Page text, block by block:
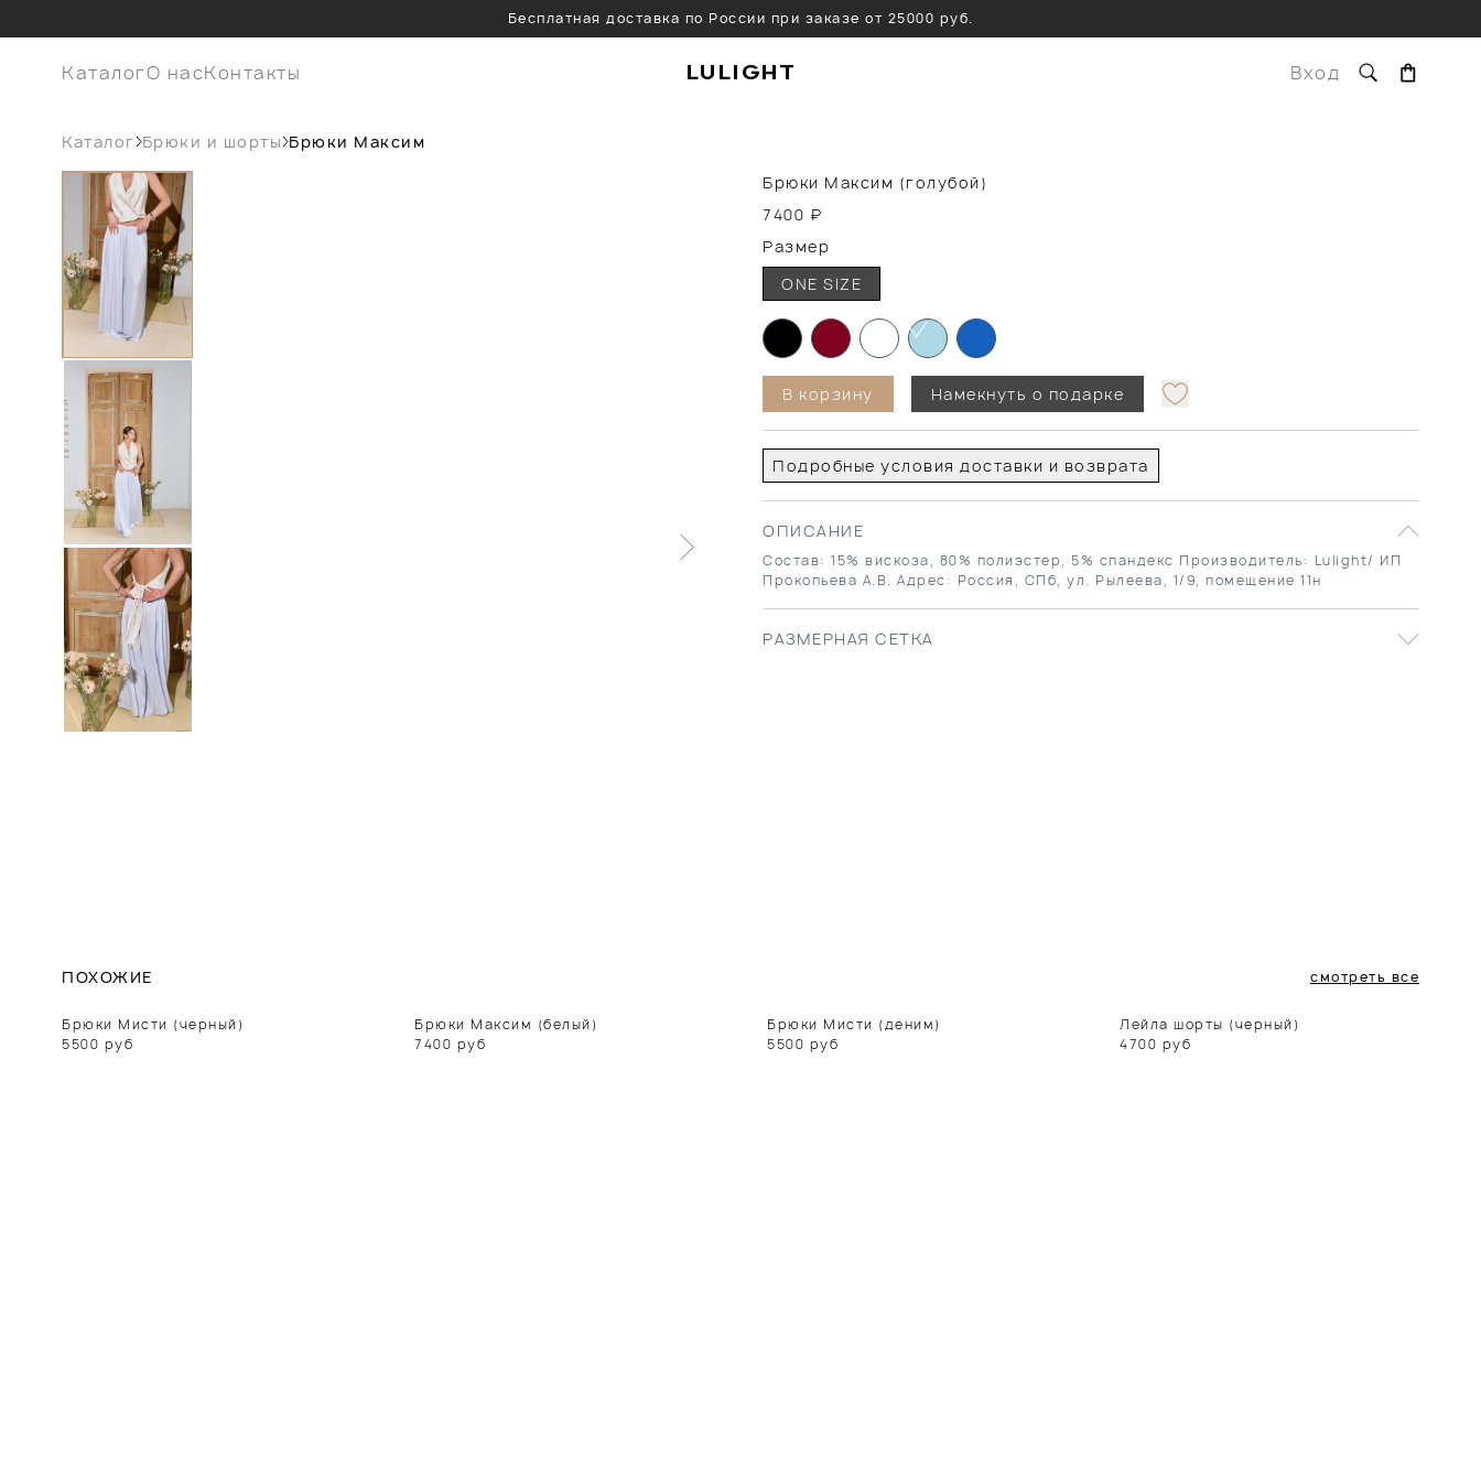
Бесплатная доставка по России при заказе от 25000 руб.
КаталогО насКонтакты LULIGHT Вход
Каталог Брюки и шорты Брюки Максим
Брюки Максим (голубой)
7400 ₽
Размер
ONE SIZE
В корзину Намекнуть о подарке
Подробные условия доставки и возврата
ОПИСАНИЕ
Состав: 15% вискоза, 80% полиэстер, 5% спандекс Производитель: Lulight/ ИП
Прокопьева А.В. Адрес: Россия, СПб, ул. Рылеева, 1/9, помещение 11н
РАЗМЕРНАЯ СЕТКА
ПОХОЖИЕ смотреть все
Брюки Мисти (черный)
5500 руб
Брюки Максим (белый)
7400 руб
Брюки Мисти (деним)
5500 руб
Лейла шорты (черный)
4700 руб